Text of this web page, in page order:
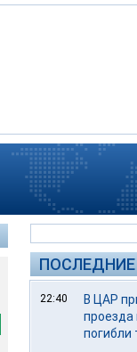
22:40
В ЦАР
проезда
погибли